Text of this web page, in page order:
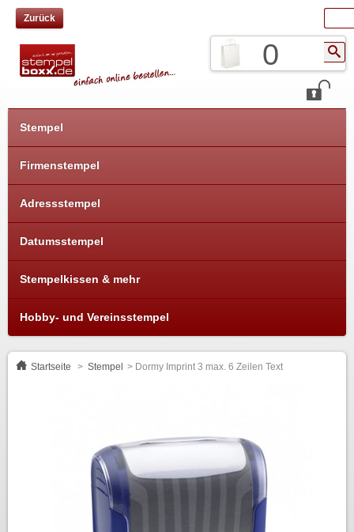
Zurück
0
Stempel
Firmenstempel
Adressstempel
Datumsstempel
Stempelkissen & mehr
Hobby- und Vereinsstempel
Startseite > Stempel > Dormy Imprint 3 max. 6 Zeilen Text